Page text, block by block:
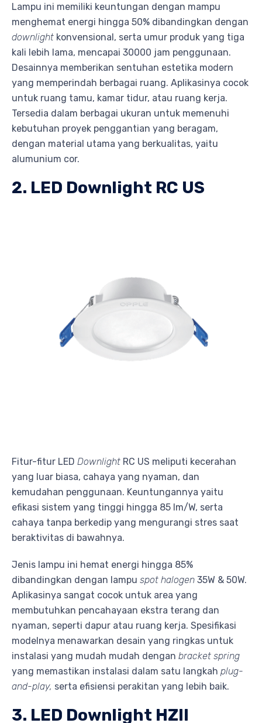
Lampu ini memiliki keuntungan dengan mampu
menghemat energi hingga 50% dibandingkan dengan
downlight konvensional, serta umur produk yang tiga
kali lebih lama, mencapai 30000 jam penggunaan.
Desainnya memberikan sentuhan estetika modern
yang memperindah berbagai ruang. Aplikasinya cocok
untuk ruang tamu, kamar tidur, atau ruang kerja.
Tersedia dalam berbagai ukuran untuk memenuhi
kebutuhan proyek penggantian yang beragam,
dengan material utama yang berkualitas, yaitu
alumunium cor.
2. LED Downlight RC US
Fitur-fitur LED Downlight RC US meliputi kecerahan
yang luar biasa, cahaya yang nyaman, dan
kemudahan penggunaan. Keuntungannya yaitu
efikasi sistem yang tinggi hingga 85 lm/W, serta
cahaya tanpa berkedip yang mengurangi stres saat
beraktivitas di bawahnya.
Jenis lampu ini hemat energi hingga 85%
dibandingkan dengan lampu spot halogen 35W & 50W.
Aplikasinya sangat cocok untuk area yang
membutuhkan pencahayaan ekstra terang dan
nyaman, seperti dapur atau ruang kerja. Spesifikasi
modelnya menawarkan desain yang ringkas untuk
instalasi yang mudah mudah dengan bracket spring
yang memastikan instalasi dalam satu langkah plug-
and-play, serta efisiensi perakitan yang lebih baik.
3. LED Downlight HZII